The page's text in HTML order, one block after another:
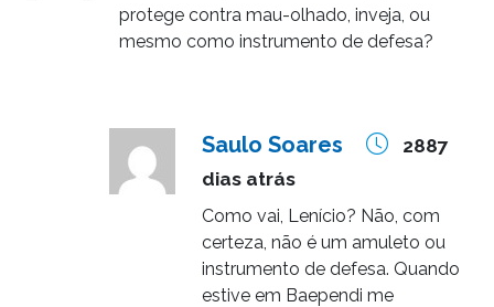
protege contra mau-olhado, inveja, ou
mesmo como instrumento de defesa?
Saulo Soares
2887
dias atrás
Como vai, Lenício? Não, com
certeza, não é um amuleto ou
instrumento de defesa. Quando
estive em Baependi me